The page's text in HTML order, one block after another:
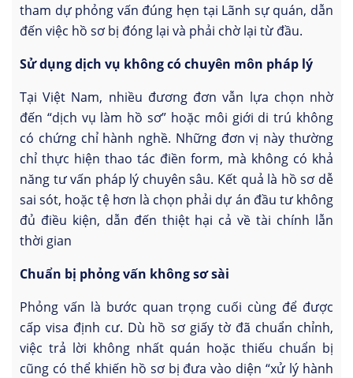
tham dự phỏng vấn đúng hẹn tại Lãnh sự quán, dẫn
đến việc hồ sơ bị đóng lại và phải chờ lại từ đầu.
Sử dụng dịch vụ không có chuyên môn pháp lý
Tại Việt Nam, nhiều đương đơn vẫn lựa chọn nhờ
đến “dịch vụ làm hồ sơ” hoặc môi giới di trú không
có chứng chỉ hành nghề. Những đơn vị này thường
chỉ thực hiện thao tác điền form, mà không có khả
năng tư vấn pháp lý chuyên sâu. Kết quả là hồ sơ dễ
sai sót, hoặc tệ hơn là chọn phải dự án đầu tư không
đủ điều kiện, dẫn đến thiệt hại cả về tài chính lẫn
thời gian
Chuẩn bị phỏng vấn không sơ sài
Phỏng vấn là bước quan trọng cuối cùng để được
cấp visa định cư. Dù hồ sơ giấy tờ đã chuẩn chỉnh,
việc trả lời không nhất quán hoặc thiếu chuẩn bị
cũng có thể khiến hồ sơ bị đưa vào diện “xử lý hành